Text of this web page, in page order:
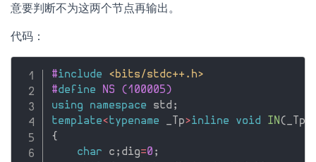
意要判断不为这两个节点再输出。
代码：
#include
<bits/stdc++.h>
#define NS (100005)
using
namespace std ;
template<typename _Tp>inline void IN(_Tp
{
char c ; dig=0 ;